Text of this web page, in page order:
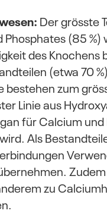
Der grösste
(85
des Knochens
(etwa 70
bestehen zum
Linie aus
für Calcium
Als
zu